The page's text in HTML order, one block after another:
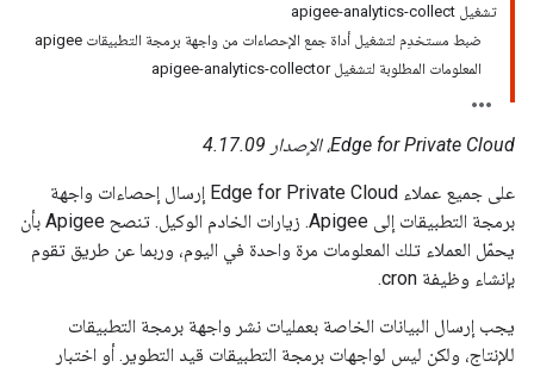
تشغيل apigee-analytics-collect
ضبط مستخدِم لتشغيل أداة جمع الإحصاءات من واجهة برمجة التطبيقات apigee
المعلومات المطلوبة لتشغيل apigee-analytics-collector
Edge for Private Cloud، الإصدار 4.17.09
على جميع عملاء Edge for Private Cloud إرسال إحصاءات واجهة
برمجة التطبيقات إلى Apigee. زيارات الخادم الوكيل. تنصح Apigee بأن
يحمّل العملاء تلك المعلومات مرة واحدة في اليوم، وربما عن طريق تقوم
بإنشاء وظيفة cron.
يجب إرسال البيانات الخاصة بعمليات نشر واجهة برمجة التطبيقات
للإنتاج، ولكن ليس لواجهات برمجة التطبيقات قيد التطوير. أو اختبار